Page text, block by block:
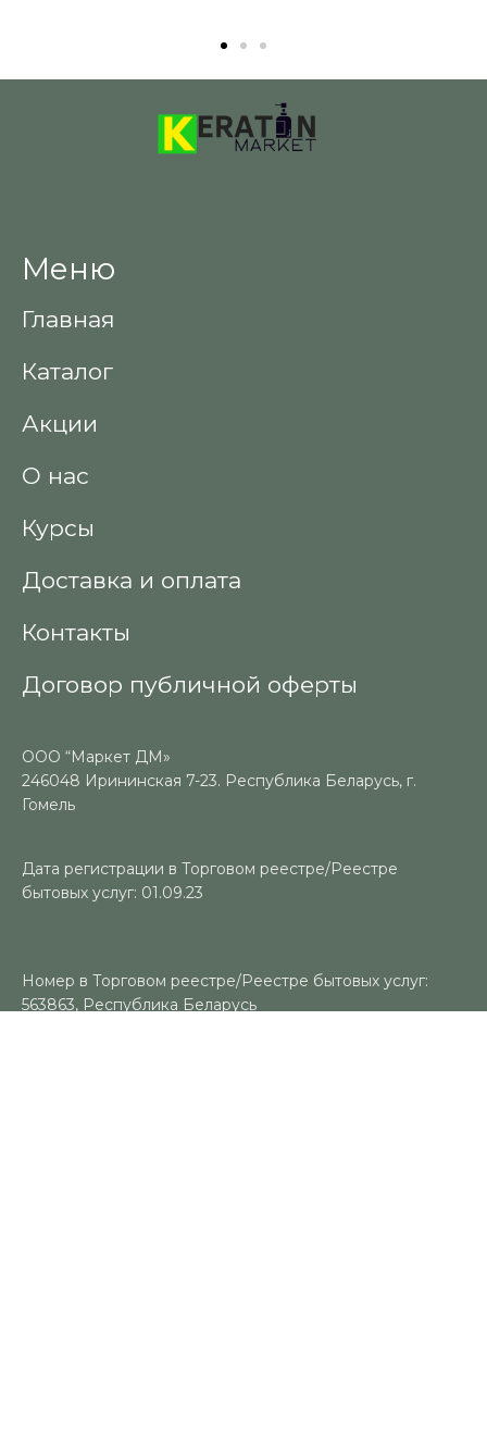
Меню
Главная
Каталог
Акции
О нас
Курсы
Доставка и оплата
Контакты
Договор публичной оферты
ООО “Маркет ДМ»
246048 Ирининская 7-23. Республика Беларусь, г.
Гомель
Дата регистрации в Торговом реестре/Реестре
бытовых услуг: 01.09.23
Номер в Торговом реестре/Реестре бытовых услуг:
563863, Республика Беларусь